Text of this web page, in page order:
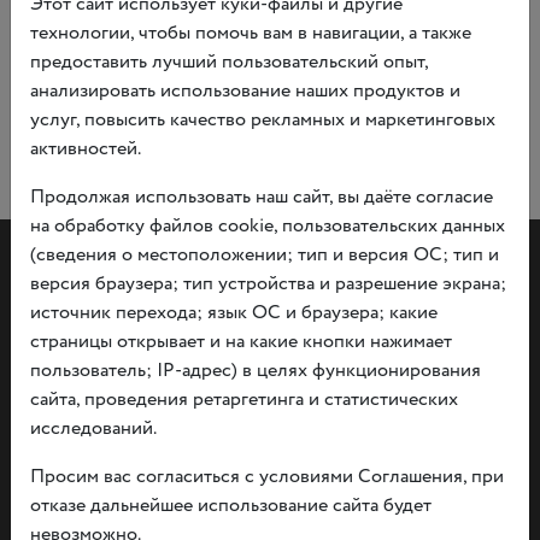
Документы
О политике конфидициальности информации
Прием граждан
технологии, чтобы помочь вам в навигации, а также
предоставить лучший пользовательский опыт,
анализировать использование наших продуктов и
услуг, повысить качество рекламных и маркетинговых
активностей.
Продолжая использовать наш сайт, вы даёте согласие
на обработку файлов cookie, пользовательских данных
(сведения о местоположении; тип и версия ОС; тип и
версия браузера; тип устройства и разрешение экрана;
источник перехода; язык ОС и браузера; какие
страницы открывает и на какие кнопки нажимает
пользователь; IP-адрес) в целях функционирования
сайта, проведения ретаргетинга и статистических
исследований.
Просим вас согласиться с условиями Соглашения, при
отказе дальнейшее использование сайта будет
невозможно.